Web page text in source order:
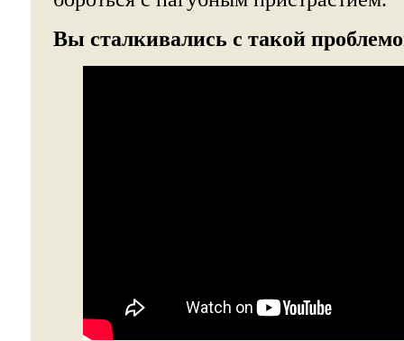
Вы сталкивались с такой